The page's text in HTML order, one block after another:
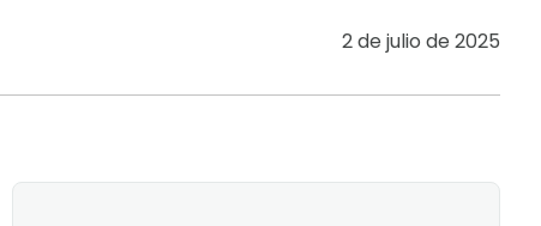
2 de julio de 2025